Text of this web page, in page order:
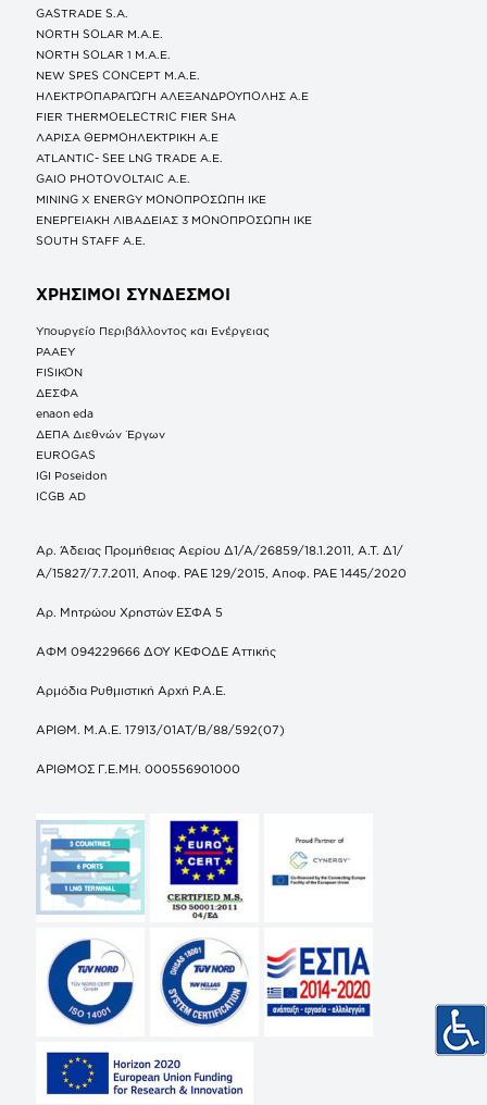
GASTRADE S.A.
NORTH SOLAR M.Α.Ε.
NORTH SOLAR 1 M.Α.Ε.
NEW SPES CONCEPT Μ.Α.Ε.
ΗΛΕΚΤΡΟΠΑΡΑΓΩΓΗ ΑΛΕΞΑΝΔΡΟΥΠΟΛΗΣ A.E
FIER THERMOELECTRIC FIER SHA
ΛΑΡΙΣΑ ΘΕΡΜΟΗΛΕΚΤΡΙΚΗ A.E
ATLANTIC- SEE LNG TRADE A.E.
GAIO PHOTOVOLTAIC Α.Ε.
MINING X ENERGY ΜΟΝΟΠΡΟΣΩΠΗ ΙΚΕ
ΕΝΕΡΓΕΙΑΚΗ ΛΙΒΑΔΕΙΑΣ 3 ΜΟΝΟΠΡΟΣΩΠΗ ΙΚΕ
SOUTH STAFF Α.Ε.
ΧΡΗΣΙΜΟΙ ΣΥΝΔΕΣΜΟΙ
Υπουργείο Περιβάλλοντος και Ενέργειας
ΡΑΑΕΥ
FISIKON
ΔΕΣΦΑ
enaon eda
ΔΕΠΑ Διεθνών Έργων
EUROGAS
IGI Poseidon
ICGB AD
Αρ. Άδειας Προμήθειας Αερίου Δ1/Α/26859/18.1.2011, Α.Τ. Δ1/
Α/15827/7.7.2011, Αποφ. ΡΑΕ 129/2015, Αποφ. ΡΑΕ 1445/2020
Αρ. Μητρώου Χρηστών ΕΣΦΑ 5
ΑΦΜ 094229666 ΔΟΥ ΚΕΦΟΔΕ Αττικής
Αρμόδια Ρυθμιστική Αρχή Ρ.Α.Ε.
ΑΡΙΘΜ. Μ.Α.Ε. 17913/01ΑΤ/Β/88/592(07)
ΑΡΙΘΜΟΣ Γ.Ε.ΜΗ. 000556901000